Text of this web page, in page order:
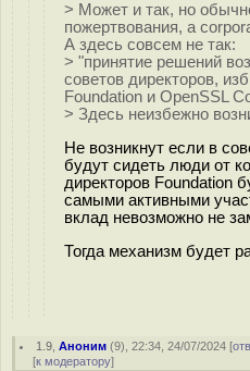
> Может и так, но
пожертвования, а
А здесь совсем не так:
> "принятие решений
советов директоров,
Foundation и OpenSSL
> Здесь неизбежно
Не возникнут если в
будут сидеть люди от
директоров Foundation
самыми активными
вклад невозможно не
Тогда механизм будет
1.9 ,Аноним (9), 22:34, 24/07/2024 [
[к модератору]